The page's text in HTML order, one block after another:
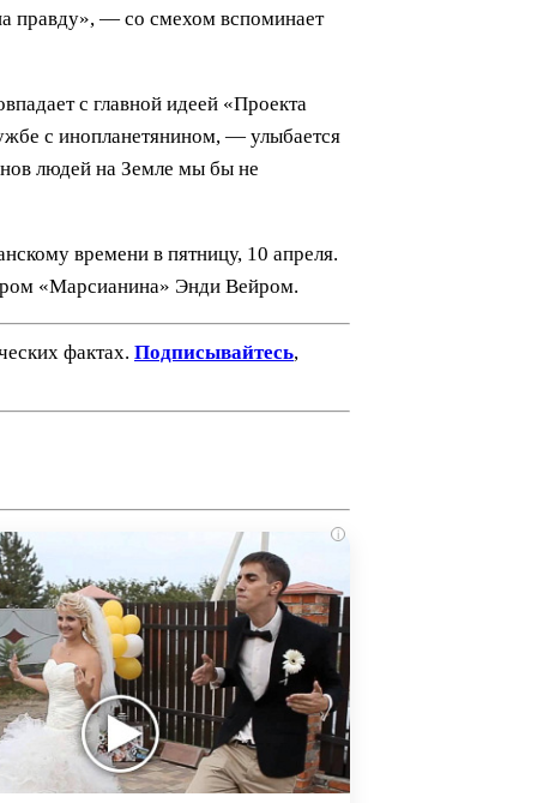
правду», — со смехом вспоминает
с главной идеей «Проекта
с инопланетянином, — улыбается
людей на Земле мы бы не
времени в пятницу, 10 апреля.
«Марсианина» Энди Вейром.
фактах. Подписывайтесь,
i